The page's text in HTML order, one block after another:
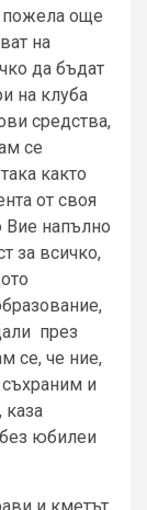
пожела още
на
да бъдат
на клуба
средства,
се
както
от своя
Вие напълно
за всичко,
през
се, че ние,
и
каза
юбилеи
и кметът